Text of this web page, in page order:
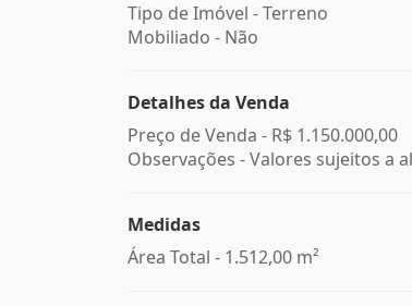
Tipo de Imóvel - Terreno
Mobiliado - Não
Detalhes da Venda
Preço de Venda - R$ 1.150.000,00
Observações - Valores sujeitos a
Medidas
Área Total - 1.512,00 m²